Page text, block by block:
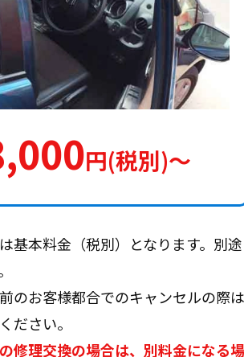
円(税別)〜
基本料金（税別）となります。別
のお客様都合でのキャンセルの際は
ださい。
修理交換の場合は、別料金になる